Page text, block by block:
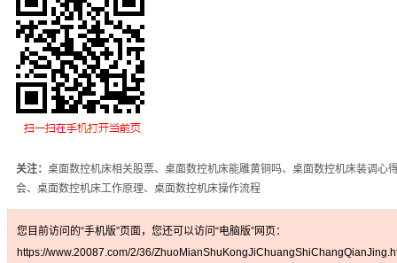
关注： 桌面数控机床相关股票、桌面数控机床能雕黄铜吗、桌面数控机床装调心
会、桌面数控机床工作原理、桌面数控机床操作流程
您目前访问的“手机版”页面，您还可以访问“电脑版”网页：
https://www.20087.com/2/36/